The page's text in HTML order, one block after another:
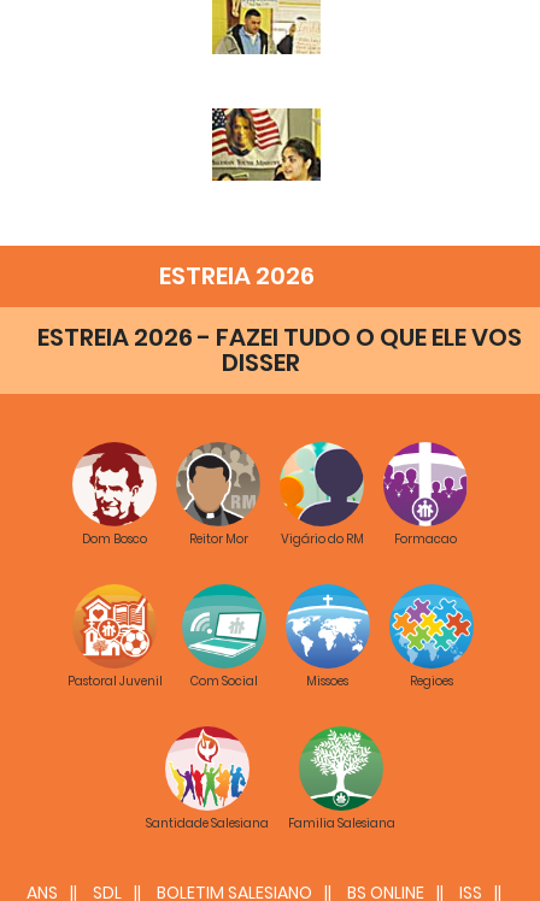
ESTREIA 2026
ESTREIA 2026 - FAZEI TUDO O QUE ELE VOS
DISSER
Dom Bosco Reitor Mor Vigário do RM Formacao
Pastoral Juvenil Com Social Missoes Regioes
Santidade Salesiana Familia Salesiana
ANS SDL BOLETIM SALESIANO BS ONLINE
ISS